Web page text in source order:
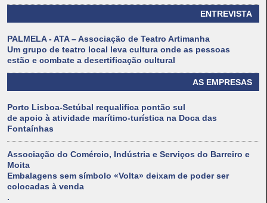
ENTREVISTA
PALMELA - ATA – Associação de Teatro Artimanha
Um grupo de teatro local leva cultura onde as pessoas
estão e combate a desertificação cultural
AS EMPRESAS
Porto Lisboa-Setúbal requalifica pontão sul
de apoio à atividade marítimo-turística na Doca das
Fontaínhas
Associação do Comércio, Indústria e Serviços do Barreiro e
Moita
Embalagens sem símbolo «Volta» deixam de poder ser
colocadas à venda
.